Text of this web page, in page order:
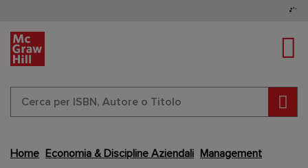
Home Economia & Discipline Aziendali Management